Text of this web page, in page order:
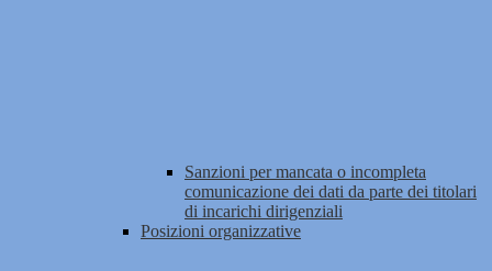
Sanzioni per mancata o incompleta
comunicazione dei dati da parte dei titolari
di incarichi dirigenziali
Posizioni organizzative